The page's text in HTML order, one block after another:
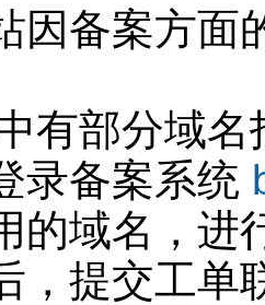
因备案方面
有部分域
录备案系统
的域名，进
，提交工单